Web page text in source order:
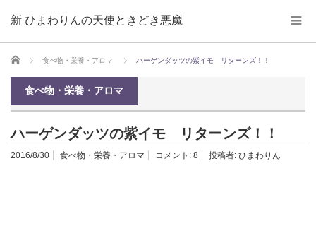
新 ひまわりんの天使ときどき悪魔
ホーム 食べ物・栄養・アロマ ハーゲンダッツの紫イモ リターンズ！！
食べ物・栄養・アロマ
ハーゲンダッツの紫イモ リターンズ！！
2016/8/30 食べ物・栄養・アロマ コメント: 8 投稿者: ひまわりん